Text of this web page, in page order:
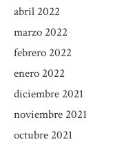
abril 2022
marzo 2022
febrero 2022
enero 2022
diciembre 2021
noviembre 2021
octubre 2021